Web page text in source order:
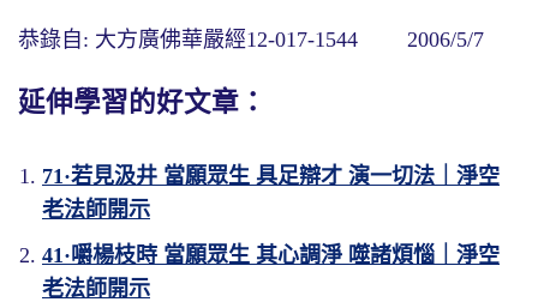
恭錄自: 大方廣佛華嚴經12-017-1544 2006/5/7
延伸學習的好文章：
71·若見汲井 當願眾生 具足辯才 演一切法｜淨空
老法師開示
41·嚼楊枝時 當願眾生 其心調淨 噬諸煩惱｜淨空
老法師開示